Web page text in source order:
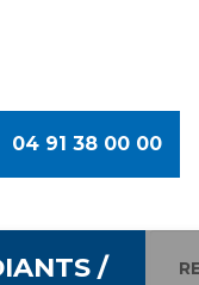
04 91 38 00 00
/